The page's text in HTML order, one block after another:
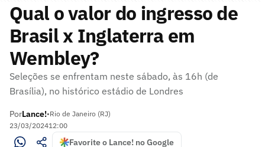
Qual o valor do ingresso de
Brasil x Inglaterra em
Wembley?
Seleções se enfrentam neste sábado, às 16h (de
Brasília), no histórico estádio de Londres
PorLance!•Rio de Janeiro (RJ)
23/03/202412:00
Favorite o Lance! no Google